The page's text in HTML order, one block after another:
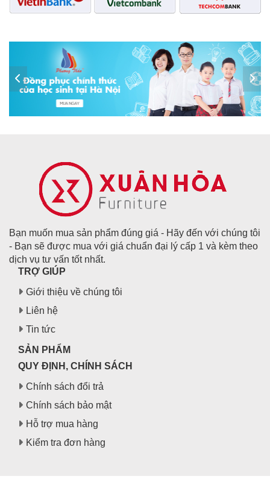
Bạn muốn mua sản phẩm đúng giá - Hãy đến với chúng tôi
- Bạn sẽ được mua với giá chuẩn đại lý cấp 1 và kèm theo
dịch vụ tư vấn tốt nhất.
TRỢ GIÚP
Giới thiệu về chúng tôi
Liên hệ
Tin tức
SẢN PHẨM
QUY ĐỊNH, CHÍNH SÁCH
Chính sách đổi trả
Chính sách bảo mật
Hỗ trợ mua hàng
Kiểm tra đơn hàng